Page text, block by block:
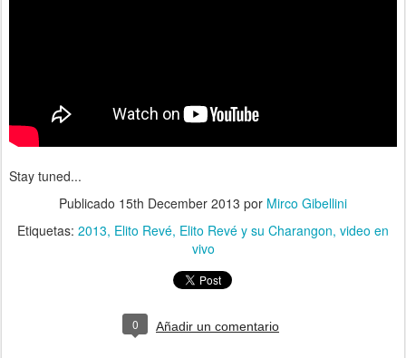
Stay tuned...
Publicado 15th December 2013 por Mirco Gibellini
Etiquetas: 2013 Elito Revé Elito Revé y su Charangon video en
vivo
0 Añadir un comentario